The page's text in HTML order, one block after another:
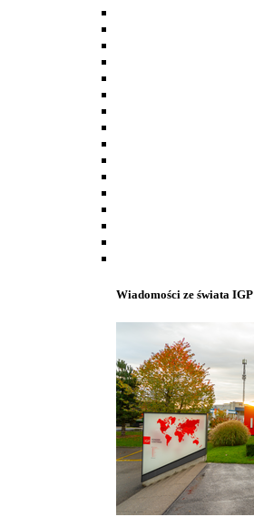
Wiadomości ze świata IGP